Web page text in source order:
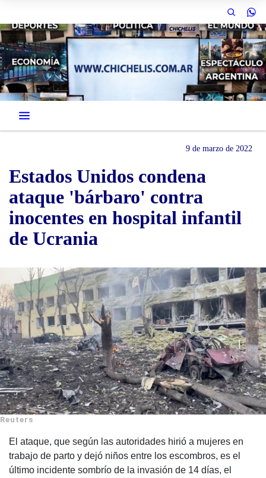
9 de marzo de 2022
Estados Unidos condena
ataque 'bárbaro' contra
inocentes en hospital infantil
de Ucrania
Reuters
El ataque, que según las autoridades hirió a mujeres en
trabajo de parto y dejó niños entre los escombros, es el
último incidente sombrío de la invasión de 14 días, el